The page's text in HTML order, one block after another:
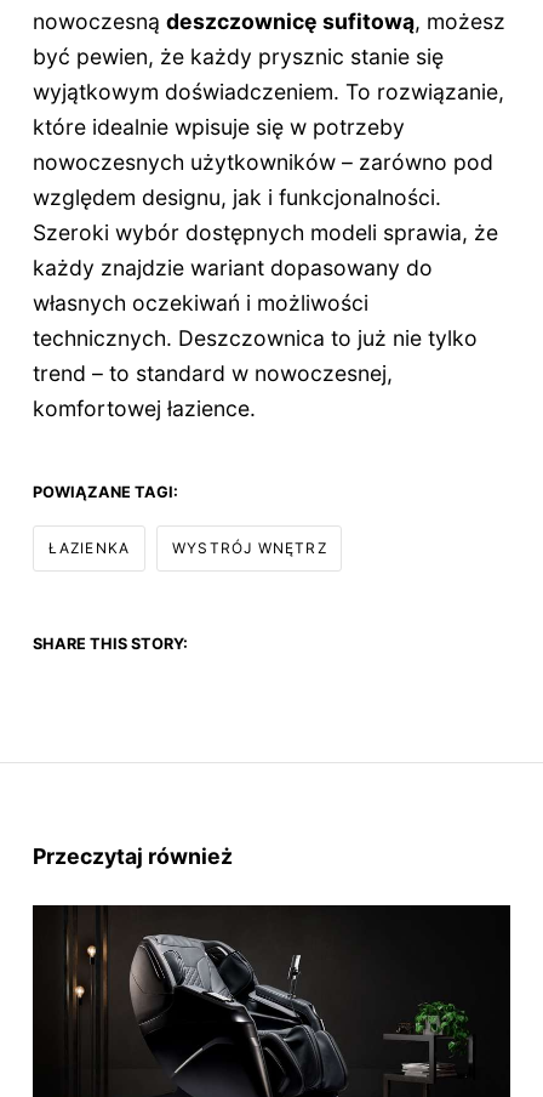
nowoczesną deszczownicę sufitową, możesz
być pewien, że każdy prysznic stanie się
wyjątkowym doświadczeniem. To rozwiązanie,
które idealnie wpisuje się w potrzeby
nowoczesnych użytkowników – zarówno pod
względem designu, jak i funkcjonalności.
Szeroki wybór dostępnych modeli sprawia, że
każdy znajdzie wariant dopasowany do
własnych oczekiwań i możliwości
technicznych. Deszczownica to już nie tylko
trend – to standard w nowoczesnej,
komfortowej łazience.
POWIĄZANE TAGI:
ŁAZIENKA WYSTRÓJ WNĘTRZ
SHARE THIS STORY:
Przeczytaj również